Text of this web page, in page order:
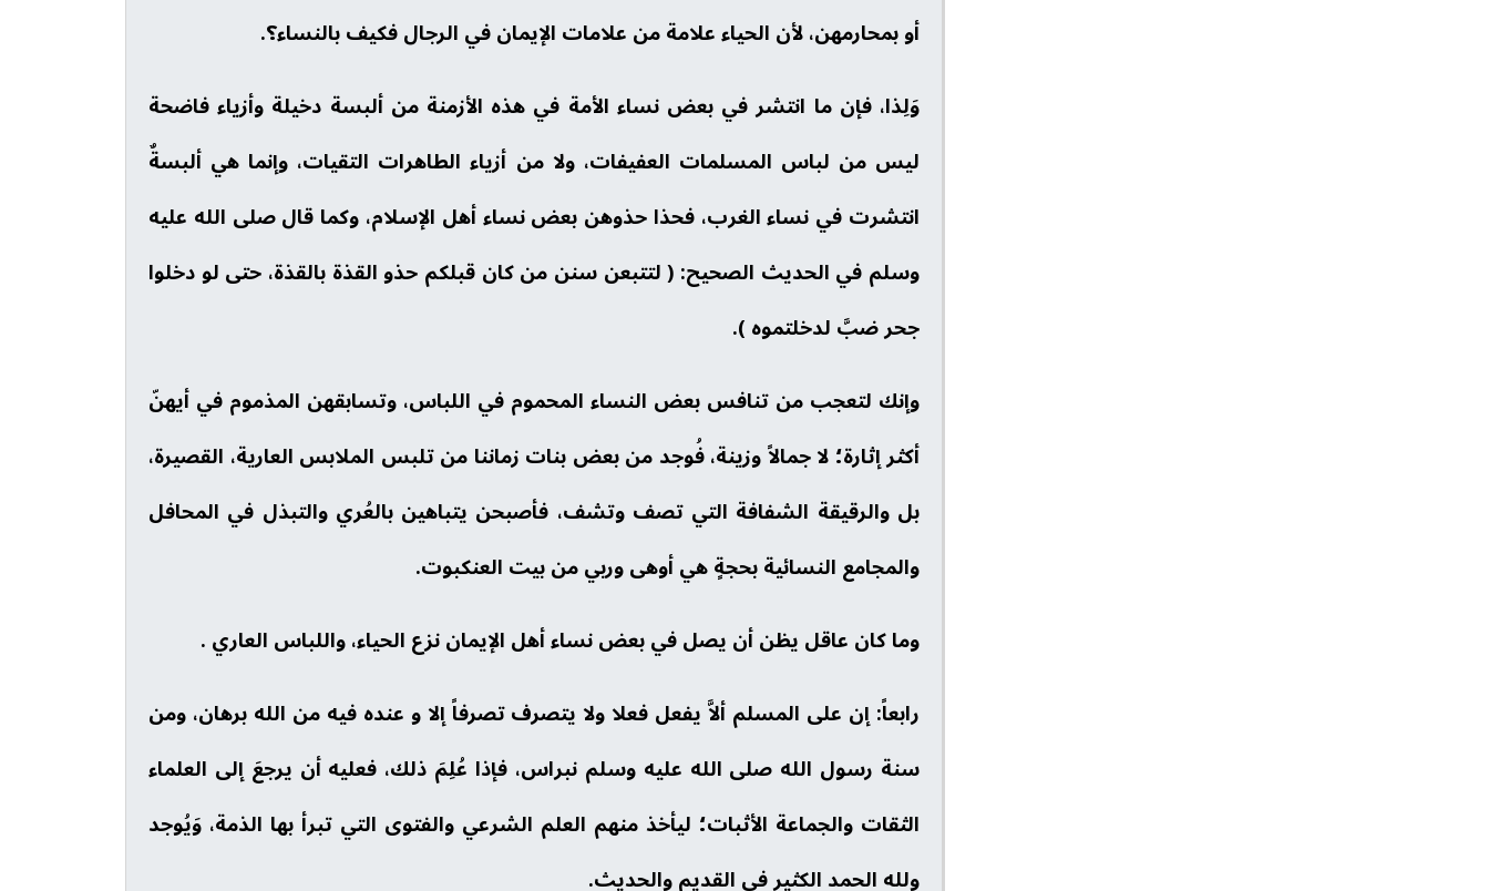
أو بمحارمهن، لأن الحياء علامة من علامات الإيمان في الرجال فكيف بالنساء؟.
وَلِذا، فإن ما انتشر في بعض نساء الأمة في هذه الأزمنة من ألبسة دخيلة وأزياء فاضحة
ليس من لباس المسلمات العفيفات، ولا من أزياء الطاهرات التقيات، وإنما هي ألبسةٌ
انتشرت في نساء الغرب، فحذا حذوهن بعض نساء أهل الإسلام، وكما قال صلى الله عليه
وسلم في الحديث الصحيح: ( لتتبعن سنن من كان قبلكم حذو القذة بالقذة، حتى لو دخلوا
جحر ضبَّ لدخلتموه ).
وإنك لتعجب من تنافس بعض النساء المحموم في اللباس، وتسابقهن المذموم في أيهنّ
أكثر إثارة؛ لا جمالاً وزينة، فُوجد من بعض بنات زماننا من تلبس الملابس العارية، القصيرة،
بل والرقيقة الشفافة التي تصف وتشف، فأصبحن يتباهين بالعُري والتبذل في المحافل
والمجامع النسائية بحجةٍ هي أوهى وربي من بيت العنكبوت.
وما كان عاقل يظن أن يصل في بعض نساء أهل الإيمان نزع الحياء، واللباس العاري .
رابعاً: إن على المسلم ألاَّ يفعل فعلا ولا يتصرف تصرفاً إلا و عنده فيه من الله برهان، ومن
سنة رسول الله صلى الله عليه وسلم نبراس، فإذا عُلِمَ ذلك، فعليه أن يرجعَ إلى العلماء
الثقات والجماعة الأثبات؛ ليأخذ منهم العلم الشرعي والفتوى التي تبرأ بها الذمة، وَيُوجد
ولله الحمد الكثير في القديم والحديث.